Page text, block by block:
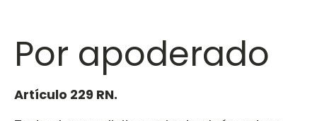
Por apoderado
Artículo 229 RN.